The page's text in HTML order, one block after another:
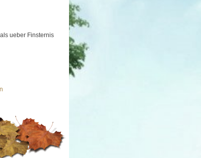
ueber Finsternis